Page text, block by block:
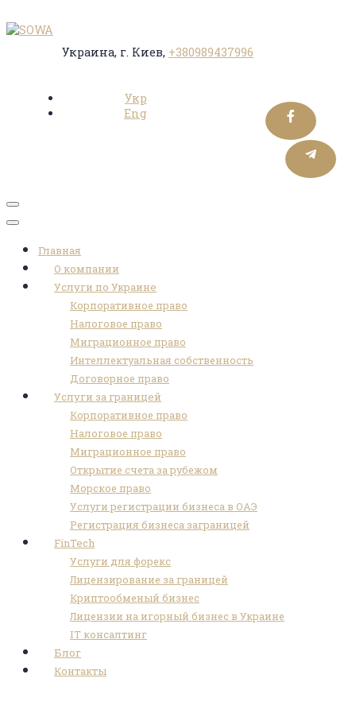
Украина, г. Киев, +380989437996
Укр
Eng
Toggle
navigation
Главная
О компании
Услуги по Украине
Корпоративное право
Налоговое право
Миграционное право
Интеллектуальная собственность
Договорное право
Услуги за границей
Корпоративное право
Налоговое право
Миграционное право
Открытие счета за рубежом
Морское право
Услуги регистрации бизнеса в ОАЭ
Регистрация бизнеса заграницей
FinTech
Услуги для форекс
Лицензирование за границей
Криптообменый бизнес
Лицензии на игорный бизнес в Украине
IT консалтинг
Блог
Контакты